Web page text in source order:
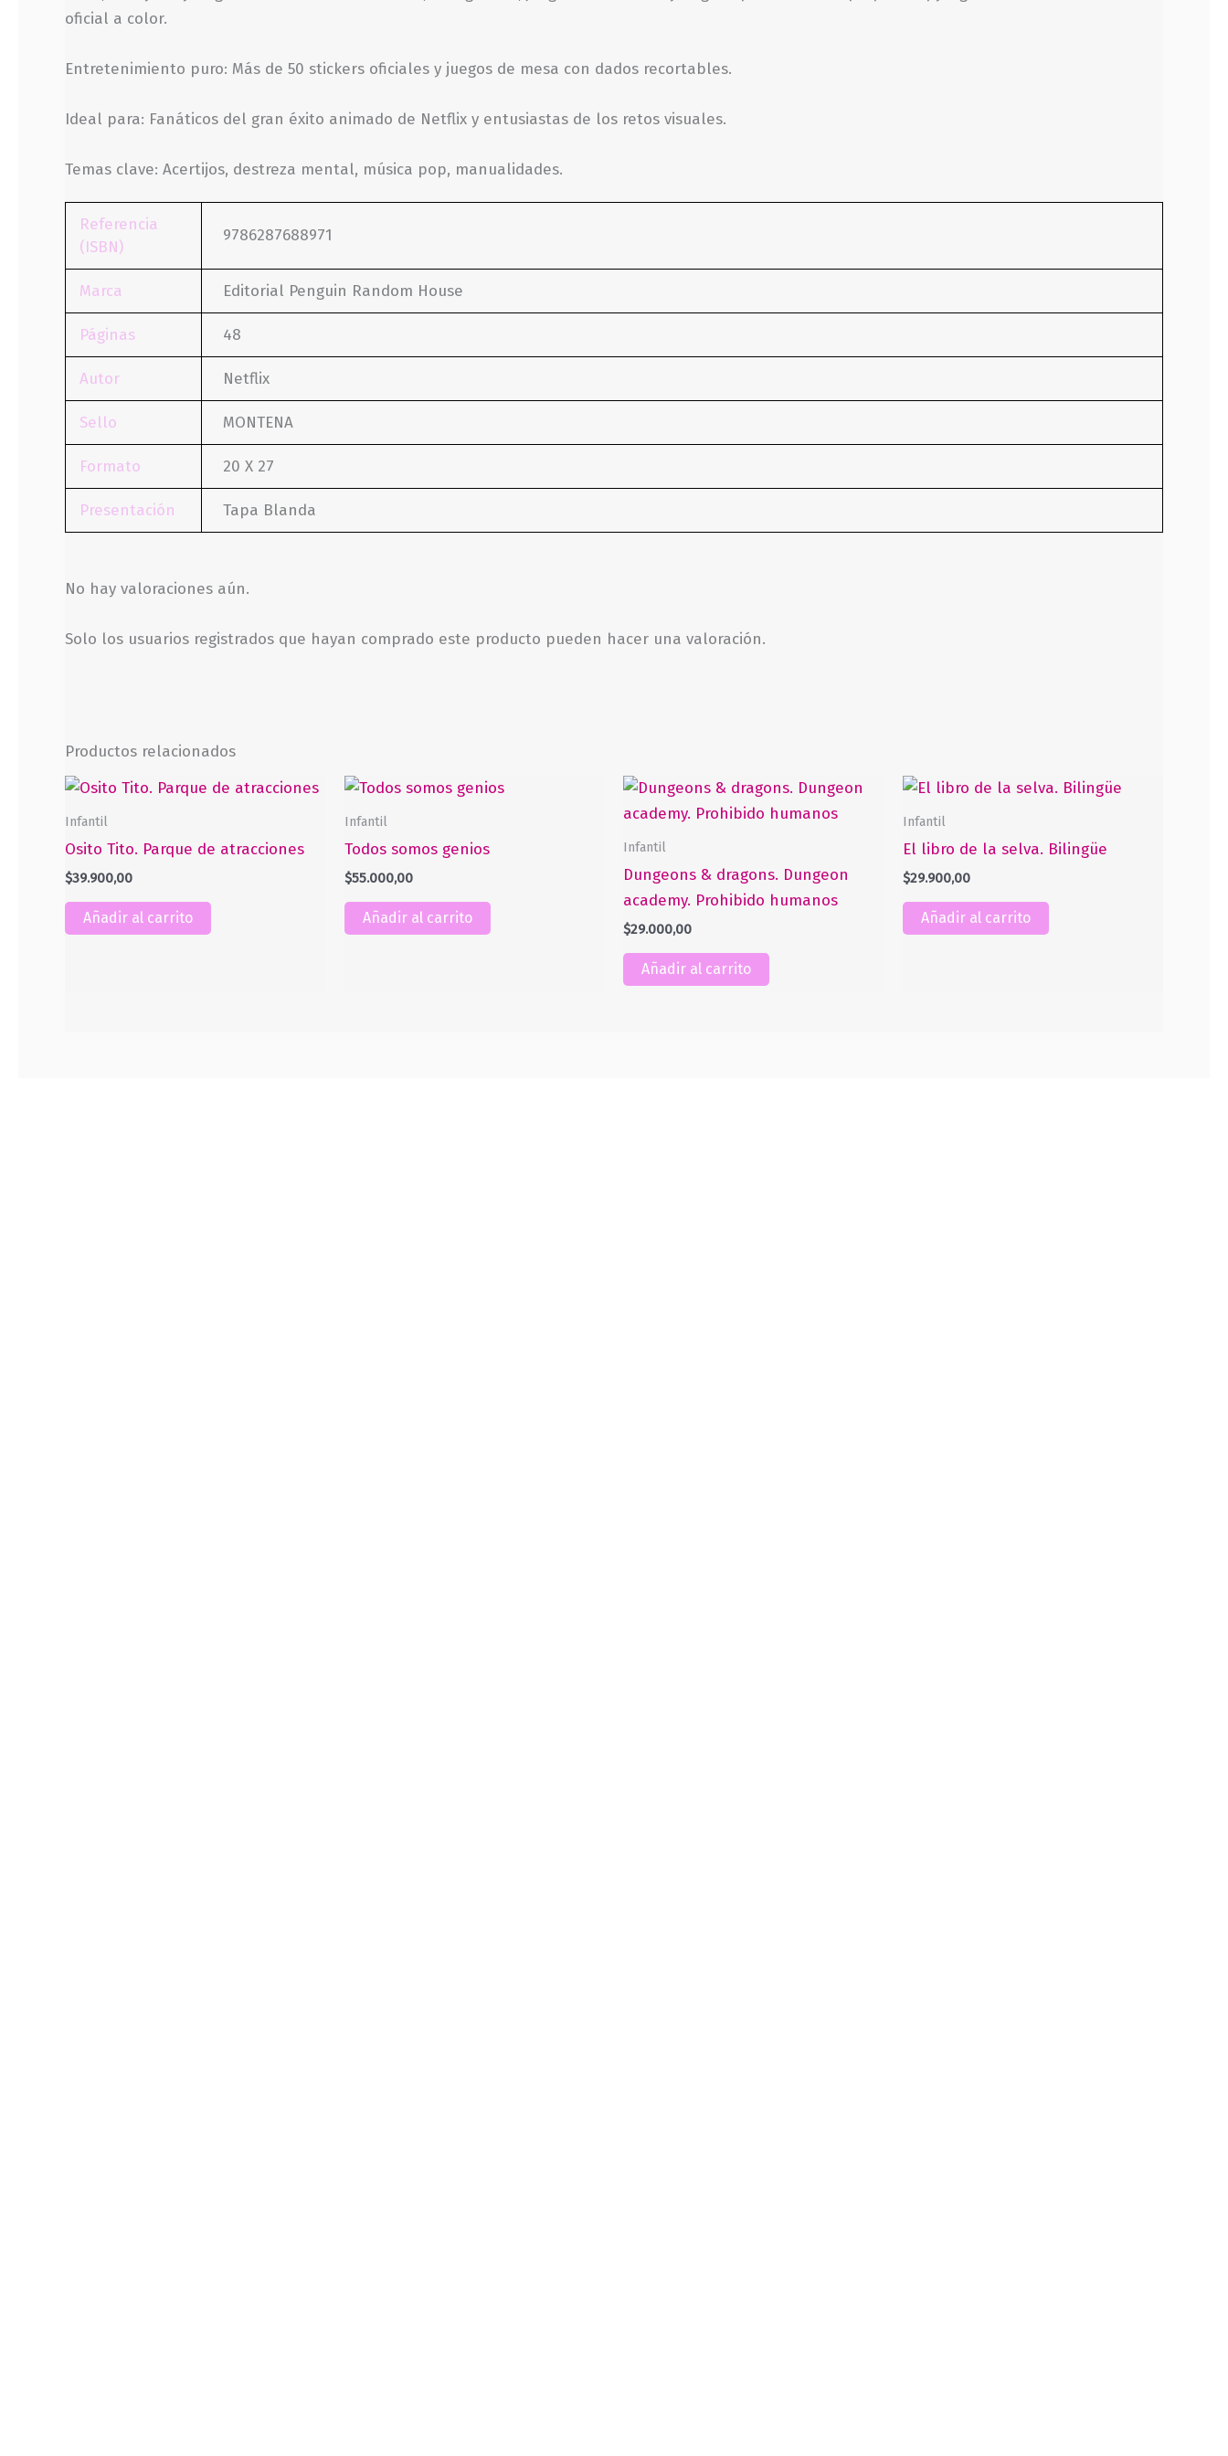
oficial a color.
Entretenimiento puro: Más de 50 stickers oficiales y juegos de mesa con dados recortables.
Ideal para: Fanáticos del gran éxito animado de Netflix y entusiastas de los retos visuales.
Temas clave: Acertijos, destreza mental, música pop, manualidades.
Referencia
(ISBN)
9786287688971
Marca Editorial Penguin Random House
Páginas 48
Autor Netflix
Sello MONTENA
Formato 20 X 27
Presentación Tapa Blanda
No hay valoraciones aún.
Solo los usuarios registrados que hayan comprado este producto pueden hacer una valoración.
Productos relacionados
Infantil
Osito Tito. Parque de atracciones
$39.900,00
Añadir al carrito
Infantil
Todos somos genios
$55.000,00
Añadir al carrito
Infantil
Dungeons & dragons. Dungeon
academy. Prohibido humanos
$29.000,00
Añadir al carrito
Infantil
El libro de la selva. Bilingüe
$29.900,00
Añadir al carrito